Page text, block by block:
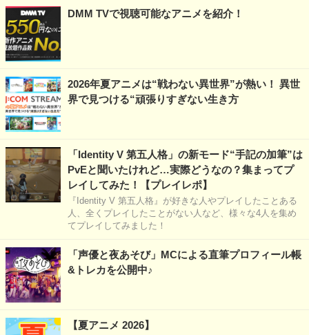
DMM TVで視聴可能なアニメを紹介！
2026年夏アニメは“戦わない異世界”が熱い！ 異世
界で見つける“頑張りすぎない生き方
「Identity V 第五人格」の新モード“手記の加筆”は
PvEと聞いたけれど…実際どうなの？集まってプ
レイしてみた！【プレイレポ】
『Identity V 第五人格』が好きな人やプレイしたことある
人、全くプレイしたことがない人など、様々な4人を集め
てプレイしてみました！
「声優と夜あそび」MCによる直筆プロフィール帳
&トレカを公開中♪
【夏アニメ 2026】